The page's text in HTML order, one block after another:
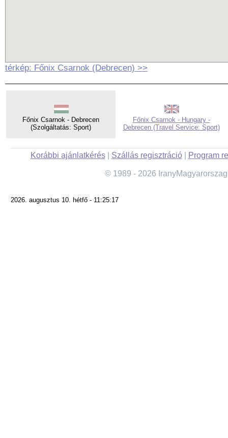
térkép: Főnix Csarnok (Debrecen) >>
Főnix Csarnok - Debrecen
(Szolgáltatás: Sport)
Főnix Csarnok - Hungary -
Debrecen (Travel Service: Sport)
Korábbi ajánlatkérés| Szállás regisztráció| Program
© 1989 - 2026
2026. augusztus 10. hétfő - 11:25:17